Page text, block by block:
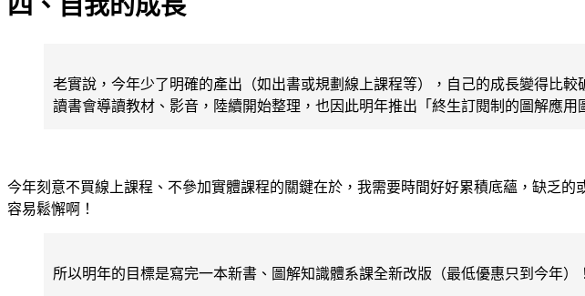
四、自我的成長
老實說，今年少了明確的產出（如出書或規劃線上課程等），自己的成長變得比
讀書會導讀教材、影音，陸續開始整理，也因此明年推出「終生訂閱制的圖解應用
今年刻意不買線上課程、不參加實體課程的關鍵在於，我需要時間好好累積底蘊，缺乏
容易鬆懈啊！
所以明年的目標是寫完一本新書、圖解知識體系課全新改版（最低優惠只到今年）！